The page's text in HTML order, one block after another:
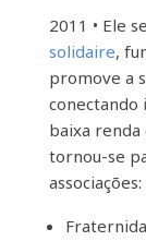
2011 • Ele
solidaire,
promove a
conectando
baixa renda
tornou-se
associações: